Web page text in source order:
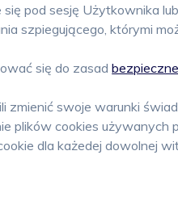
pod sesję Użytkownika lub
szpiegującego, którymi
się do zasad
swoje warunki
plików cookies używanych
dla każedej dowolnej